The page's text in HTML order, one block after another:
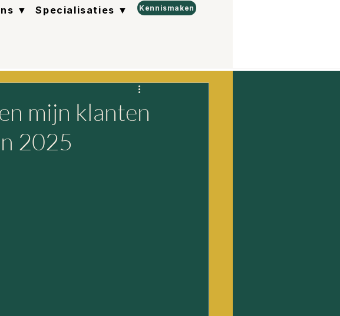
▼
Specialisaties ▼
Kennismaken
mijn klanten
2025